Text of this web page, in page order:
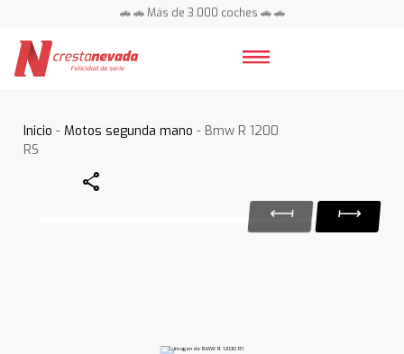
🚗 🚗 Más de 3.000 coches 🚗 🚗
Inicio -Motos segunda mano - Bmw R 1200
RS
Share